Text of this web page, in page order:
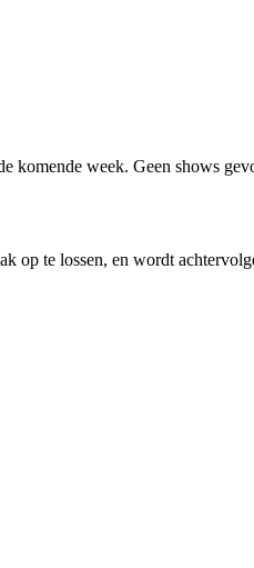
komende week. Geen shows
op te lossen, en wordt